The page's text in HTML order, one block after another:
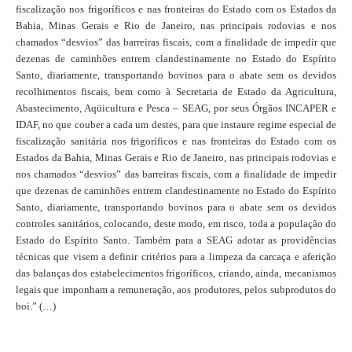
fiscalização nos frigoríficos e nas fronteiras do Estado com os Estados da
Bahia, Minas Gerais e Rio de Janeiro, nas principais rodovias e nos
chamados “desvios” das barreiras fiscais, com a finalidade de impedir que
dezenas de caminhões entrem clandestinamente no Estado do Espírito
Santo, diariamente, transportando bovinos para o abate sem os devidos
recolhimentos fiscais, bem como à Secretaria de Estado da Agricultura,
Abastecimento, Aqüicultura e Pesca – SEAG, por seus Órgãos INCAPER e
IDAF, no que couber a cada um destes, para que instaure regime especial de
fiscalização sanitária nos frigoríficos e nas fronteiras do Estado com os
Estados da Bahia, Minas Gerais e Rio de Janeiro, nas principais rodovias e
nos chamados “desvios” das barreiras fiscais, com a finalidade de impedir
que dezenas de caminhões entrem clandestinamente no Estado do Espírito
Santo, diariamente, transportando bovinos para o abate sem os devidos
controles sanitários, colocando, deste modo, em risco, toda a população do
Estado do Espírito Santo. Também para a SEAG adotar as providências
técnicas que visem a definir critérios para a limpeza da carcaça e aferição
das balanças dos estabelecimentos frigoríficos, criando, ainda, mecanismos
legais que imponham a remuneração, aos produtores, pelos subprodutos do
boi.” (…)